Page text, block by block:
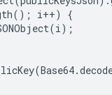
i++) {